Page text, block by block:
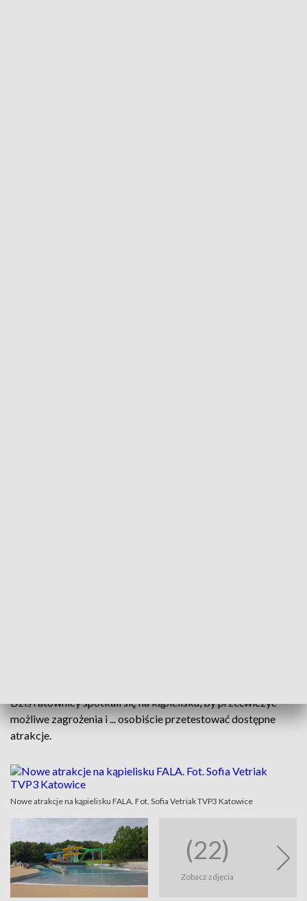
Dziś ratownicy spotkali się na kąpielisku, by przećwiczyć
możliwe zagrożenia i ... osobiście przetestować dostępne
atrakcje.
Nowe atrakcje na kąpielisku FALA. Fot. Sofia Vetriak TVP3 Katowice
(22)
Zobacz zdjęcia